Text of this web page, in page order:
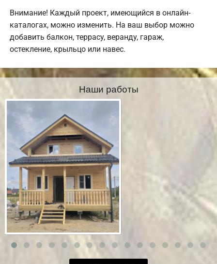
Внимание! Каждый проект, имеющийся в онлайн-
каталогах, можно изменить. На ваш выбор можно
добавить балкон, террасу, веранду, гараж,
остекление, крыльцо или навес.
Наши работы